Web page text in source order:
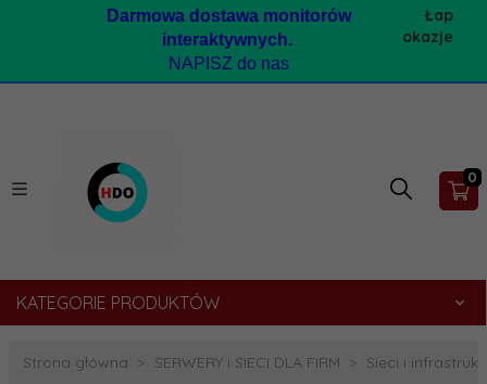
Darmowa dostawa monitorów
interaktywnych.
NAPISZ do nas
Łap
okazje
0
KATEGORIE PRODUKTÓW
Strona główna SERWERY i SIECI DLA FIRM Sieci i